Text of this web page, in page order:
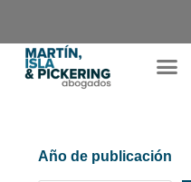
Año de publicación